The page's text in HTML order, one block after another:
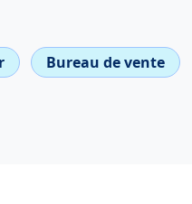
Bureau de vente